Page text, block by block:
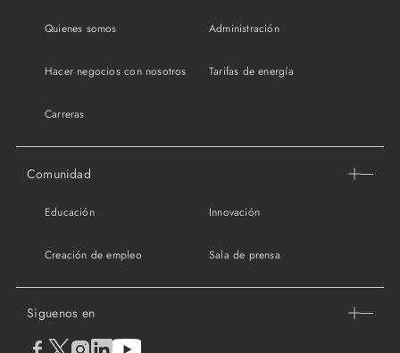
Quienes somos Administración
Hacer negocios con nosotros Tarifas de energía
Carreras
Comunidad
Educación Innovación
Creación de empleo Sala de prensa
Siguenos en